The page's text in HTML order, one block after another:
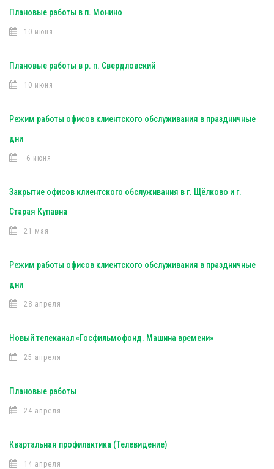
Плановые работы в п. Монино
10 июня
Плановые работы в р. п. Свердловский
10 июня
Режим работы офисов клиентского обслуживания в праздничные
дни
6 июня
Закрытие офисов клиентского обслуживания в г. Щёлково и г.
Старая Купавна
21 мая
Режим работы офисов клиентского обслуживания в праздничные
дни
28 апреля
Новый телеканал «Госфильмофонд. Машина времени»
25 апреля
Плановые работы
24 апреля
Квартальная профилактика (Телевидение)
14 апреля